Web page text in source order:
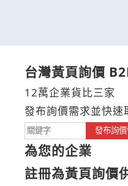
台灣黃頁詢價
12萬企業貨比三家
發布詢價需求並快速
發布詢
為您的企業
註冊為黃頁詢價